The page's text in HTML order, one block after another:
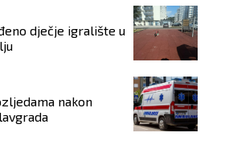
dječje igralište u
nakon